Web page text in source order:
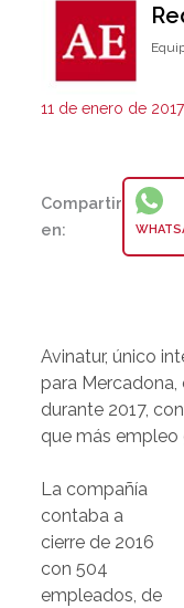
11 de enero de 2017
Compartir
en:
Avinatur, único
para
durante 2017,
que más empleo
La compañía
contaba a
cierre de 2016
con 504
empleados, de